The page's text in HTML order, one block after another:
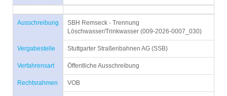
Ausschreibung
SBH Remseck - Trennung
Löschwasser/Trinkwasser (009-2026-0007_030)
Vergabestelle Stuttgarter Straßenbahnen AG (SSB)
Verfahrensart Öffentliche Ausschreibung
Rechtsrahmen VOB